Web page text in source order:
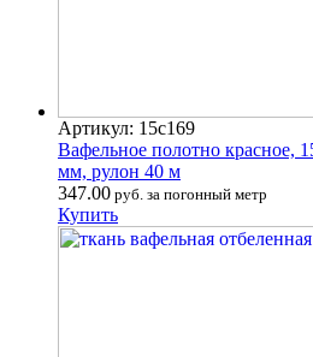
Артикул: 15с169
Вафельное полотно красное,
мм, рулон 40 м
347.00 руб. за погонный метр
Купить